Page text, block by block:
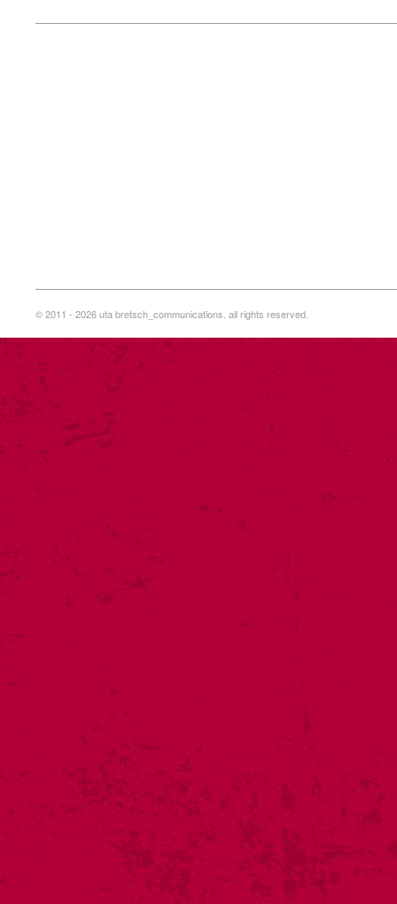
© 2011 - 2026 uta bretsch_communications. all rights reserved.